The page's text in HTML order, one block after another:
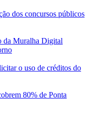
dos concursos públicos
da Muralha Digital
o uso de créditos do
80% de Ponta